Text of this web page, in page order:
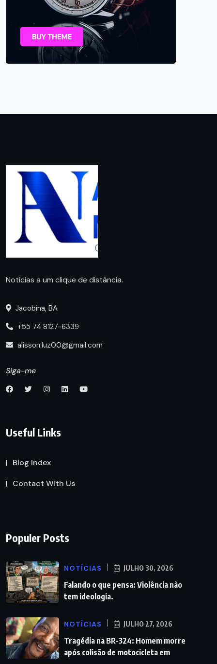
Notícias a um clique de distância.
Jacobina, BA
+55 74 8127-6339
alisson.luz00@gmail.com
Siga-me
Useful Links
Blog Index
Contact With Us
Populer Posts
NOTÍCIAS JULHO 30, 2026
Falando o que pensa: Violência não
tem ideologia.
NOTÍCIAS JULHO 27, 2026
Tragédia na BR-324: Homem morre
após colisão de motocicleta em